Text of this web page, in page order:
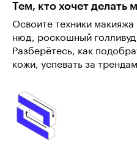
Тем, кто хочет делать
Освоите техники
нюд, роскошный
Разберётесь, как
кожи, успевать за